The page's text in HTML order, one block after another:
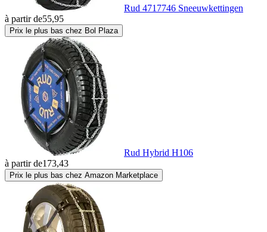
Rud 4717746 Sneeuwkettingen
à partir de55,95
Prix le plus bas chez Bol Plaza
Rud Hybrid H106
à partir de173,43
Prix le plus bas chez Amazon Marketplace